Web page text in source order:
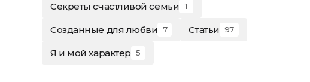
Секреты счастливой семьи 1
Созданные для любви 7 Статьи 97
Я и мой характер 5